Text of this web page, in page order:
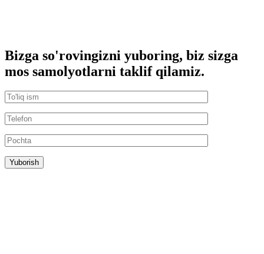
Bizga so'rovingizni yuboring, biz sizga
mos samolyotlarni taklif qilamiz.